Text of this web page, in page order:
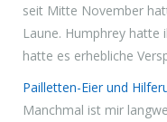
seit Mitte November
Laune. Humphrey hatte
hatte es erhebliche
Pailletten-Eier und
Manchmal ist mir